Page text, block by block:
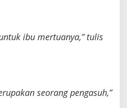
ibu mertuanya,” tulis
seorang pengasuh,”